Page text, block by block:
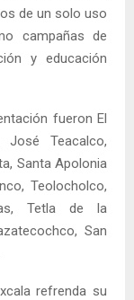
de un solo uso
campañas de
y educación
fueron El
José Teacalco,
Santa Apolonia
Teolocholco,
Tetla de la
San
refrenda su